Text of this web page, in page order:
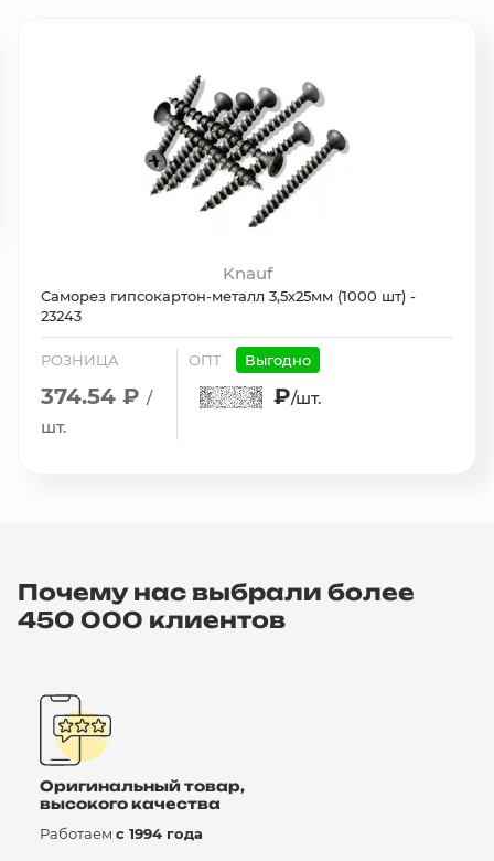
Knauf
Саморез гипсокартон-металл 3,5х25мм (1000 шт) -
23243
РОЗНИЦА
374.54 ₽ /
шт.
ОПТ Выгодно
₽/шт.
Почему нас выбрали более
450 000 клиентов
Оригинальный товар,
высокого качества
Работаем с 1994 года